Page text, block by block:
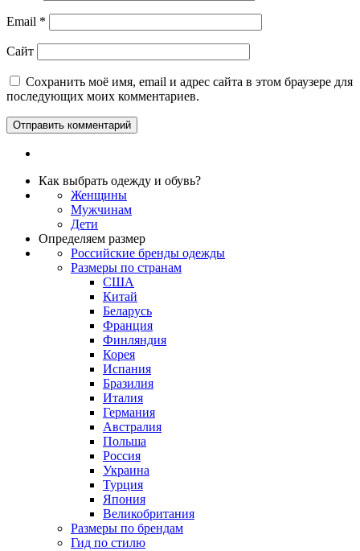
Email *
Сайт
Сохранить моё имя, email и адрес сайта в этом браузере для
последующих моих комментариев.
Как выбрать одежду и обувь?
Женщины
Мужчинам
Дети
Определяем размер
Российские бренды одежды
Размеры по странам
США
Китай
Беларусь
Франция
Финляндия
Корея
Испания
Бразилия
Италия
Германия
Австралия
Польша
Россия
Украина
Турция
Япония
Великобритания
Размеры по брендам
Гид по стилю